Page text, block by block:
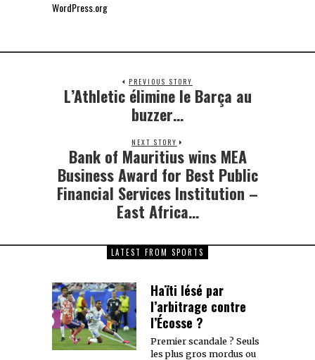
WordPress.org
PREVIOUS STORY
Previous
L’Athletic élimine le Barça au
buzzer…
NEXT STORY
Next
post:
Bank of Mauritius wins MEA
Business Award for Best Public
Financial Services Institution –
East Africa…
LATEST FROM SPORTS
Haïti lésé par
l’arbitrage contre
l’Écosse ?
Premier scandale ? Seuls
les plus gros mordus ou